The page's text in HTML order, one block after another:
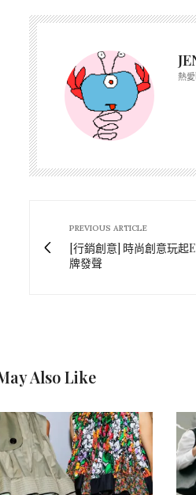
熱
PREVIOUS ARTICLE
[行銷創意] 時尚創意玩起
牌發聲
Also Like